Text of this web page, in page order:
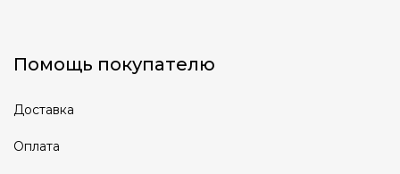
Помощь покупателю
Доставка
Оплата